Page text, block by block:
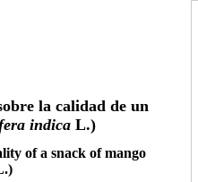
la calidad de un
indicaL.)
of a snack of mango